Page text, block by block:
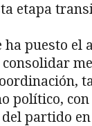
etapa
puesto el
consolidar
político,
partido